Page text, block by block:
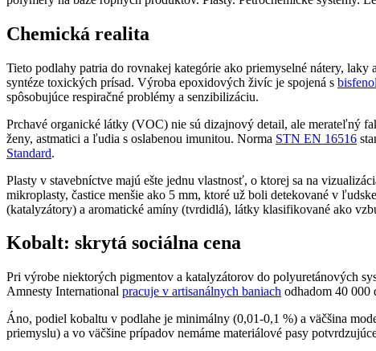
Chemická realita
Tieto podlahy patria do rovnakej kategórie ako priemyselné nátery,
syntéze toxických prísad. Výroba epoxidových živíc je spojená s
spôsobujúce respiračné problémy a senzibilizáciu.
Prchavé organické látky (VOC) nie sú dizajnový detail, ale merateľný
ženy, astmatici a ľudia s oslabenou imunitou. Norma STN EN 16516
Standard.
Plasty v stavebníctve majú ešte jednu vlastnosť, o ktorej sa na
mikroplasty, častice menšie ako 5 mm, ktoré už boli detekované v
(katalyzátory) a aromatické amíny (tvrdidlá), látky klasifikované ako
Kobalt: skrytá sociálna cena
Pri výrobe niektorých pigmentov a katalyzátorov do polyuretánových
Amnesty International pracuje v artisanálnych baniach odhadom 40 000
Áno, podiel kobaltu v podlahe je minimálny (0,01-0,1 %) a väčšina
priemyslu) a vo väčšine prípadov nemáme materiálové pasy